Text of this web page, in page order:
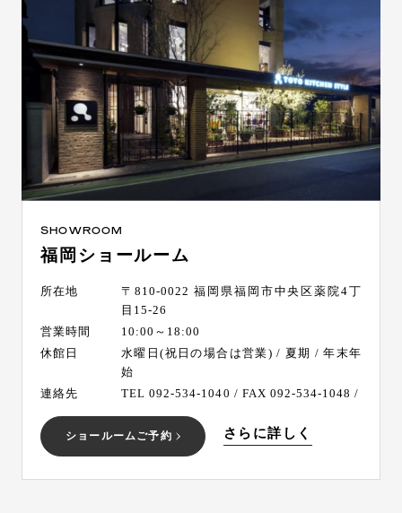
SHOWROOM
福岡ショールーム
所在地
〒810-0022 福岡県福岡市中央区薬院4丁
目15-26
営業時間
10:00～18:00
休館日
水曜日(祝日の場合は営業) / 夏期 / 年末年
始
連絡先
TEL 092-534-1040 / FAX 092-534-1048 /
ショールームご予約 さらに詳しく